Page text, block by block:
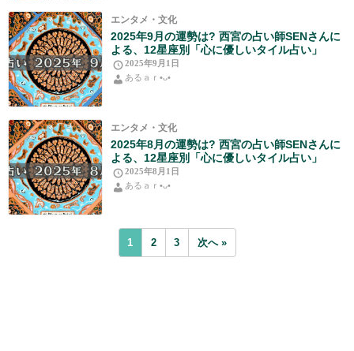
エンタメ・文化
2025年9月の運勢は? 西宮の占い師SENさんに
よる、12星座別「心に優しいタイル占い」
2025年9月1日
あるａｒ•⁠ᴗ⁠•⁠
エンタメ・文化
2025年8月の運勢は? 西宮の占い師SENさんに
よる、12星座別「心に優しいタイル占い」
2025年8月1日
あるａｒ•⁠ᴗ⁠•⁠
1 2 3 次へ »